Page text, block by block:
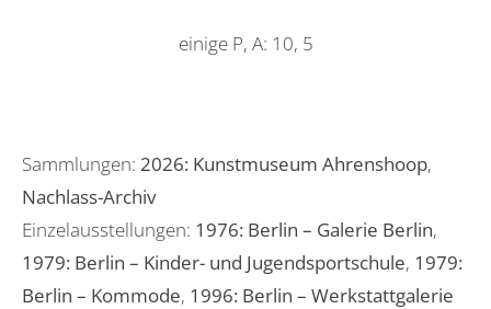
einige P, A: 10, 5
Sammlungen: 2026: Kunstmuseum Ahrenshoop,
Nachlass-Archiv
Einzelausstellungen: 1976: Berlin – Galerie Berlin,
1979: Berlin – Kinder- und Jugendsportschule, 1979:
Berlin – Kommode, 1996: Berlin – Werkstattgalerie